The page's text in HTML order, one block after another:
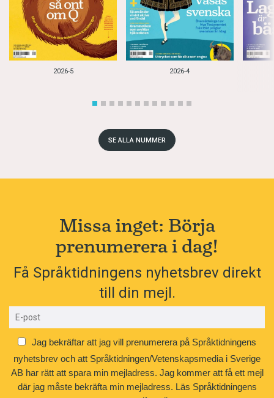
2026-5 2026-4
SE ALLA NUMMER
Missa inget: Börja
prenumerera i dag!
Få Språktidningens nyhetsbrev direkt
till din mejl.
Jag bekräftar att jag vill prenumerera på Språktidningens
nyhetsbrev och att Språktidningen/Vetenskapsmedia i Sverige
AB har rätt att spara min mejladress. Jag kommer att få ett mejl
där jag måste bekräfta min mejladress. Läs Språktidningens